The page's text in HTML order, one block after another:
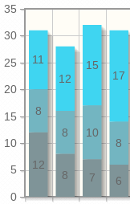
0
5
10
15
20
25
30
35
6
7
8
12
8
10
8
8
17
15
12
11